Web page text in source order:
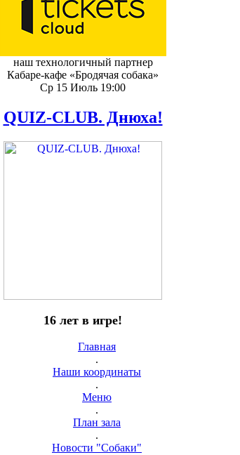
наш технологичный партнер
Кабаре-кафе «Бродячая собака»
Ср 15 Июль 19:00
QUIZ-CLUB. Днюха!
16 лет в игре!
Главная
.
Наши координаты
.
Меню
.
План зала
.
Новости "Собаки"